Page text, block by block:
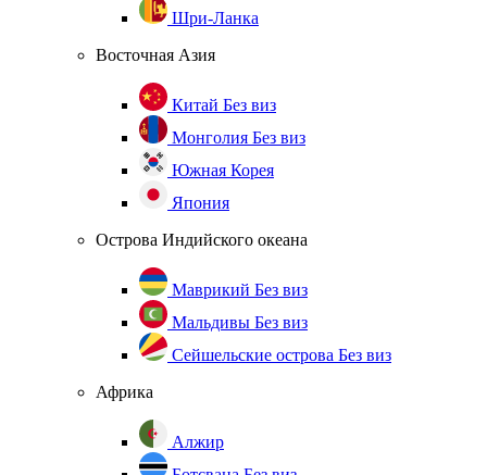
Шри-Ланка
Восточная Азия
Китай Без виз
Монголия Без виз
Южная Корея
Япония
Острова Индийского океана
Маврикий Без виз
Мальдивы Без виз
Сейшельские острова Без виз
Африка
Алжир